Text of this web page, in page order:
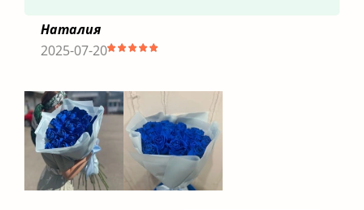
Наталия
2025-07-20